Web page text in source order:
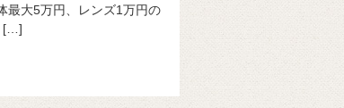
最大5万円、レンズ1万円の
[…]